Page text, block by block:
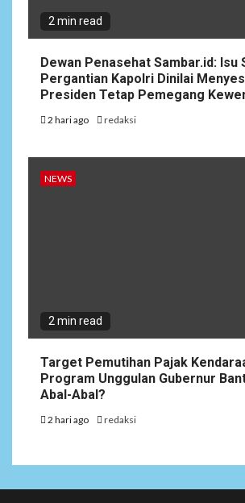
2 min read
Dewan Penasehat Sambar.id: Isu
Pergantian Kapolri Dinilai
Presiden Tetap Pemegang
2 hari ago redaksi
NEWS
2 min read
Target Pemutihan Pajak
Program Unggulan Gubernur
Abal-Abal?
2 hari ago redaksi